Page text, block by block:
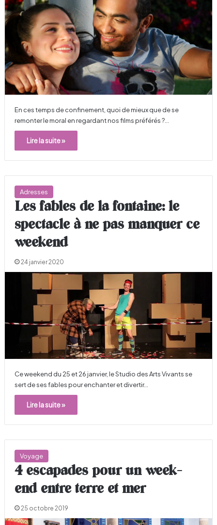
En ces temps de confinement, quoi de mieux que de se
remonter le moral en regardant nos films préférés ?…
Lire la suite »
Adresses
Les fables de la fontaine: le
spectacle à ne pas manquer ce
weekend
24 janvier 2020
Ce weekend du 25 et 26 janvier, le Studio des Arts Vivants se
sert de ses fables pour enchanter et divertir…
Lire la suite »
Voyage
4 escapades pour un week-
end entre terre et mer
25 octobre 2019